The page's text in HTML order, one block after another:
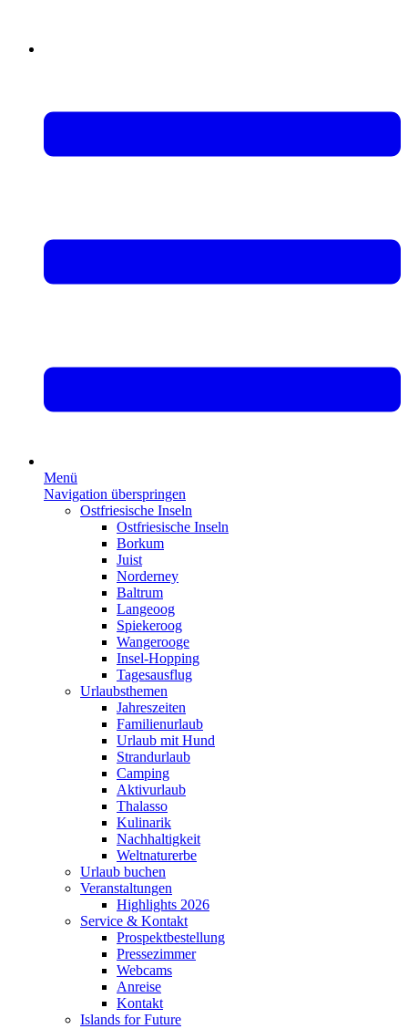
Menü
Navigation überspringen
Ostfriesische Inseln
Ostfriesische Inseln
Borkum
Juist
Norderney
Baltrum
Langeoog
Spiekeroog
Wangerooge
Insel-Hopping
Tagesausflug
Urlaubsthemen
Jahreszeiten
Familienurlaub
Urlaub mit Hund
Strandurlaub
Camping
Aktivurlaub
Thalasso
Kulinarik
Nachhaltigkeit
Weltnaturerbe
Urlaub buchen
Veranstaltungen
Highlights 2026
Service & Kontakt
Prospektbestellung
Pressezimmer
Webcams
Anreise
Kontakt
Islands for Future